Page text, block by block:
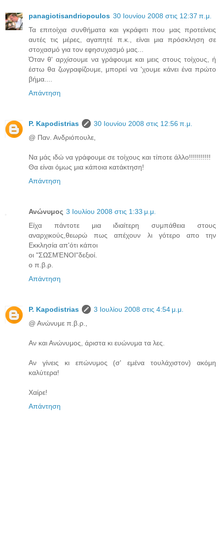
panagiotisandriopoulos 30 Ιουνίου 2008 στις 12:37 π.μ.
Τα επιτοίχια συνθήματα και γκράφιτι που μας προτείνεις
αυτές τις μέρες, αγαπητέ π.κ., είναι μια πρόσκληση σε
στοχασμό για τον εφησυχασμό μας...
Όταν θ' αρχίσουμε να γράφουμε και μεις στους τοίχους, ή
έστω θα ζωγραφίζουμε, μπορεί να 'χουμε κάνει ένα πρώτο
βήμα....
Απάντηση
P. Kapodistrias
30 Ιουνίου 2008 στις 12:56 π.μ.
@ Παν. Ανδριόπουλε,
Να μάς ιδώ να γράφουμε σε τοίχους και τίποτε άλλο!!!!!!!!!!!
Θα είναι όμως μια κάποια κατάκτηση!
Απάντηση
Ανώνυμος 3 Ιουλίου 2008 στις 1:33 μ.μ.
Είχα πάντοτε μια ιδιαίτερη συμπάθεια στους
αναρχικούς,θεωρώ πως απέχουν λι γότερο απο την
Εκκλησία απ'ότι κάποι
οι "ΣΩΣΜΈΝΟΙ"δεξιοί.
ο π.β.ρ.
Απάντηση
P. Kapodistrias
3 Ιουλίου 2008 στις 4:54 μ.μ.
@ Ανώνυμε π.β.ρ.,
Αν και Ανώνυμος, άριστα κι ευώνυμα τα λες.
Αν γίνεις κι επώνυμος (σ' εμένα τουλάχιστον) ακόμη
καλύτερα!
Χαίρε!
Απάντηση